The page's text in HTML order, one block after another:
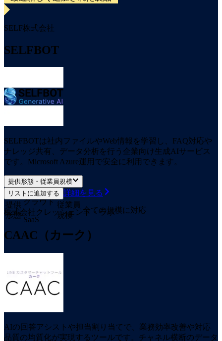
SELF株式会社
SELFBOT
SELFBOTは社内ファイルやWeb情報を学習し、FAQ対応や
ナレッジ共有、データ分析を行う企業向け生成AIサービス
です。Microsoft Azure運用で安全に利用できます。
提供形態・従業員規模
提供
形態
クラウド
SaaS
従業員
規模
全ての規模に対応
リストに追加する 詳細を見る
株式会社クレッシェンド・ラボ
CAAC（カーク）
AIの回答アシストや担当割り当てで、業務効率改善や対応
品質の均質化が実現するツールです。チャネル横断のデータ